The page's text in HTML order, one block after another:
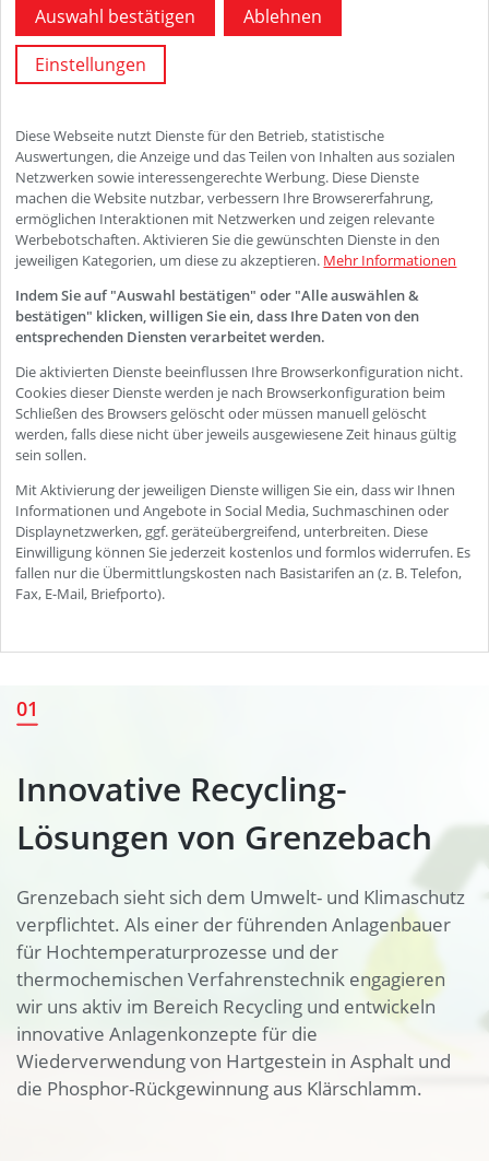
Innovative Recycling-Lösungen
Innovative Recycling-
Lösungen von Grenzebach
Grenzebach sieht sich dem Umwelt- und Klimaschutz
verpflichtet. Als einer der führenden Anlagenbauer
für Hochtemperaturprozesse und der
thermochemischen Verfahrenstechnik engagieren
wir uns aktiv im Bereich Recycling und entwickeln
innovative Anlagenkonzepte für die
Wiederverwendung von Hartgestein in Asphalt und
die Phosphor-Rückgewinnung aus Klärschlamm.
01